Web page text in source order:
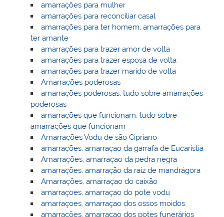
amarrações para mulher
amarrações para reconciliar casal
amarrações para ter homem, amarrações para
ter amante
amarrações para trazer amor de volta
amarrações para trazer esposa de volta
amarrações para trazer marido de volta
Amarrações poderosas
amarrações poderosas, tudo sobre amarrações
poderosas
amarrações que funcionam, tudo sobre
amarrações que funcionam
Amarrações Vodu de são Cipriano
amarrações, amarraçao da garrafa de Eucaristia
Amarrações, amarraçao da pedra negra
amarrações, amarração da raiz de mandrágora
Amarrações, amarraçao do caixão
amarraçoes, amarraçao do pote vodu
amarraçoes, amarraçao dos ossos moidos
amarrações, amarraçao dos potes funerários